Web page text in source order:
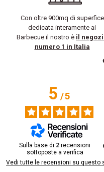
Con oltre 900mq di superfice
dedicata interamente ai
Barbecue il nostro è il
numero 1 in Italia
5/5
Sulla base di 2 recensioni
sottoposte a verifica
Vedi tutte le recensioni su questo